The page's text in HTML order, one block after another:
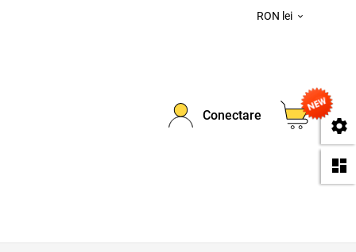
RON lei 
Conectare
0